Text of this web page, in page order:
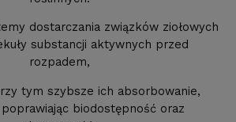
dostarczania związków ziołowych
substancji aktywnych przed
rozpadem,
tym szybsze ich absorbowanie,
biodostępność oraz